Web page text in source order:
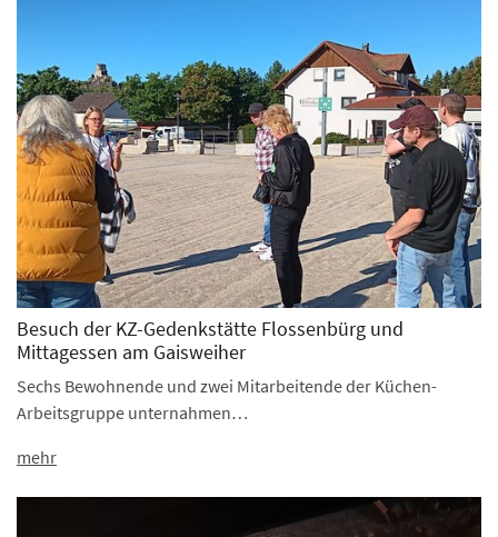
Besuch der KZ-Gedenkstätte Flossenbürg und
Mittagessen am Gaisweiher
Sechs Bewohnende und zwei Mitarbeitende der Küchen-
Arbeitsgruppe unternahmen…
mehr